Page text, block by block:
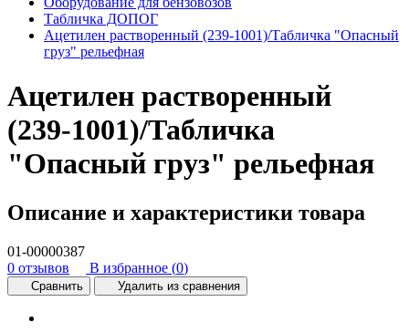
Табличка ДОПОГ
Ацетилен растворенный (239-1001)/Табличка "Опасный
груз" рельефная
Ацетилен растворенный
(239-1001)/Табличка
"Опасный груз" рельефная
Описание и характеристики товара
01-00000387
0 отзывов
В избранное (0)
Сравнить Удалить из сравнения